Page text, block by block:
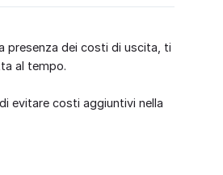
presenza dei costi di uscita, ti
al tempo.
evitare costi aggiuntivi nella